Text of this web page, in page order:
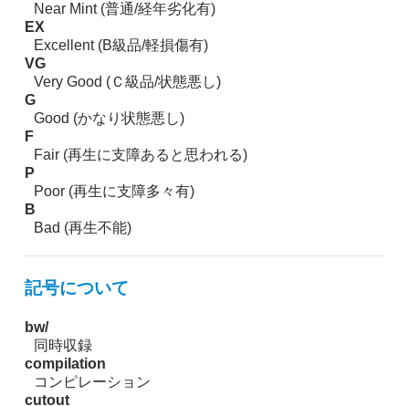
Near Mint (普通/経年劣化有)
EX
Excellent (B級品/軽損傷有)
VG
Very Good (Ｃ級品/状態悪し)
G
Good (かなり状態悪し)
F
Fair (再生に支障あると思われる)
P
Poor (再生に支障多々有)
B
Bad (再生不能)
記号について
bw/
同時収録
compilation
コンピレーション
cutout